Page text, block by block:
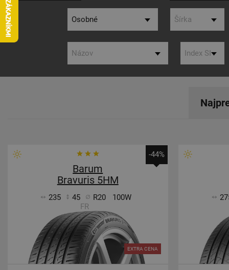
-44%
Barum
Bravuris 5HM
235 45 R20
100W
FR
EXTRA CENA